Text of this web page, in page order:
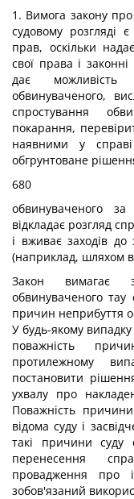
1. Вимога закону
судовому розгляді
прав, оскільки
свої права і
дає можливість
обвинуваченого,
спростування
покарання,
наявними у
обгрунтоване
680
обвинуваченого
відкладає розгляд
і вживає заходів
(наприклад, шляхом
Закон вимагає
обвинуваченого тау
причин неприбуття
У будь-якому
поважність
протилежному
постановити
ухвалу про
Поважність
відома суду і
такі причини суду
перенесення
провадження про
зобов'язаний